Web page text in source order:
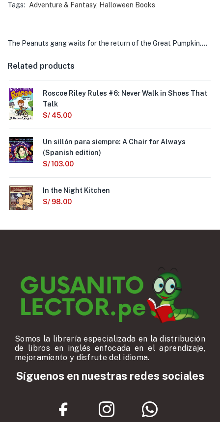
Tags:
Adventure & Fantasy, Halloween Books
The Peanuts gang waits for the return of the Great Pumpkin.…
Related products
Roscoe Riley Rules #6: Never Walk in Shoes That
Talk
S/ 45.00
Un sillón para siempre: A Chair for Always
(Spanish edition)
S/103.00
In the Night Kitchen
S/ 98.00
Somos la librería especializada en la distribución
de libros en inglés enfocada en el aprendizaje,
mejoramiento y disfrute del idioma.
Síguenos en nuestras redes sociales